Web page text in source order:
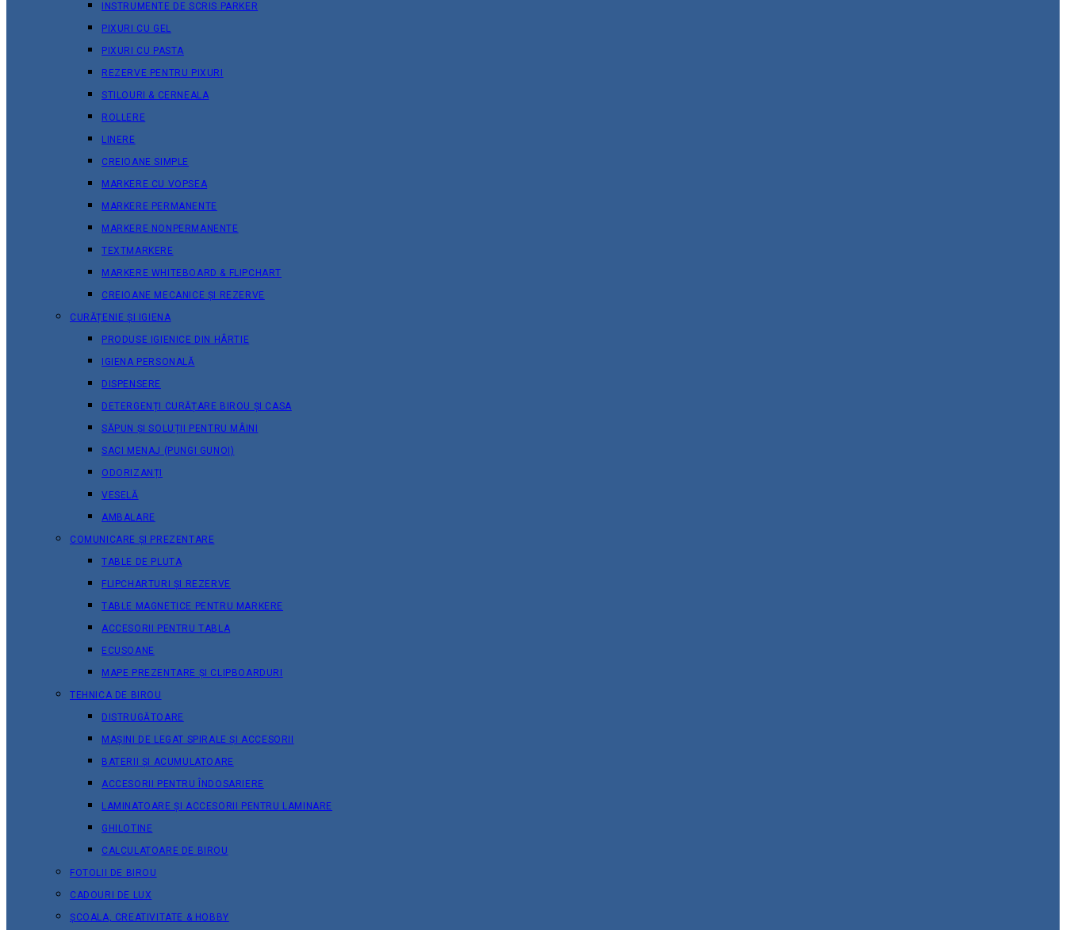
INSTRUMENTE DE SCRIS PARKER
PIXURI CU GEL
PIXURI CU PASTA
REZERVE PENTRU PIXURI
STILOURI & СERNEALA
ROLLERE
LINERE
CREIOANE SIMPLE
MARKERE CU VOPSEA
MARKERE PERMANENTE
MARKERE NONPERMANENTE
TEXTMARKERE
MARKERE WHITEBOARD & FLIPCHART
CREIOANE MECANICE ȘI REZERVE
CURĂȚENIE ȘI IGIENA
PRODUSE IGIENICE DIN HÂRTIE
IGIENA PERSONALĂ
DISPENSERE
DETERGENȚI CURĂȚARE BIROU ȘI CASA
SĂPUN ȘI SOLUȚII PENTRU MÂINI
SACI MENAJ (PUNGI GUNOI)
ODORIZANȚI
VESELĂ
AMBALARE
COMUNICARE ȘI PREZENTARE
TABLE DE PLUTA
FLIPCHARTURI ȘI REZERVE
TABLE MAGNETICE PENTRU MARKERE
ACCESORII PENTRU TABLA
ECUSOANE
MAPE PREZENTARE ȘI CLIPBOARDURI
TEHNICA DE BIROU
DISTRUGĂTOARE
MAȘINI DE LEGAT SPIRALE ȘI ACCESORII
BATERII ȘI ACUMULATOARE
ACCESORII PENTRU ÎNDOSARIERE
LAMINATOARE ȘI ACCESORII PENTRU LAMINARE
GHILOTINE
CALCULATOARE DE BIROU
FOTOLII DE BIROU
CADOURI DE LUX
ȘCOALA, CREATIVITATE & HOBBY